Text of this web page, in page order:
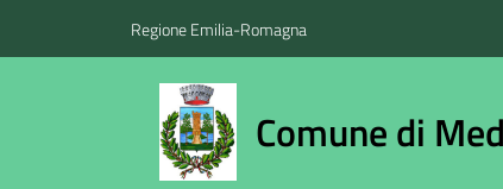
Regione Emilia-Romagna
Comune di